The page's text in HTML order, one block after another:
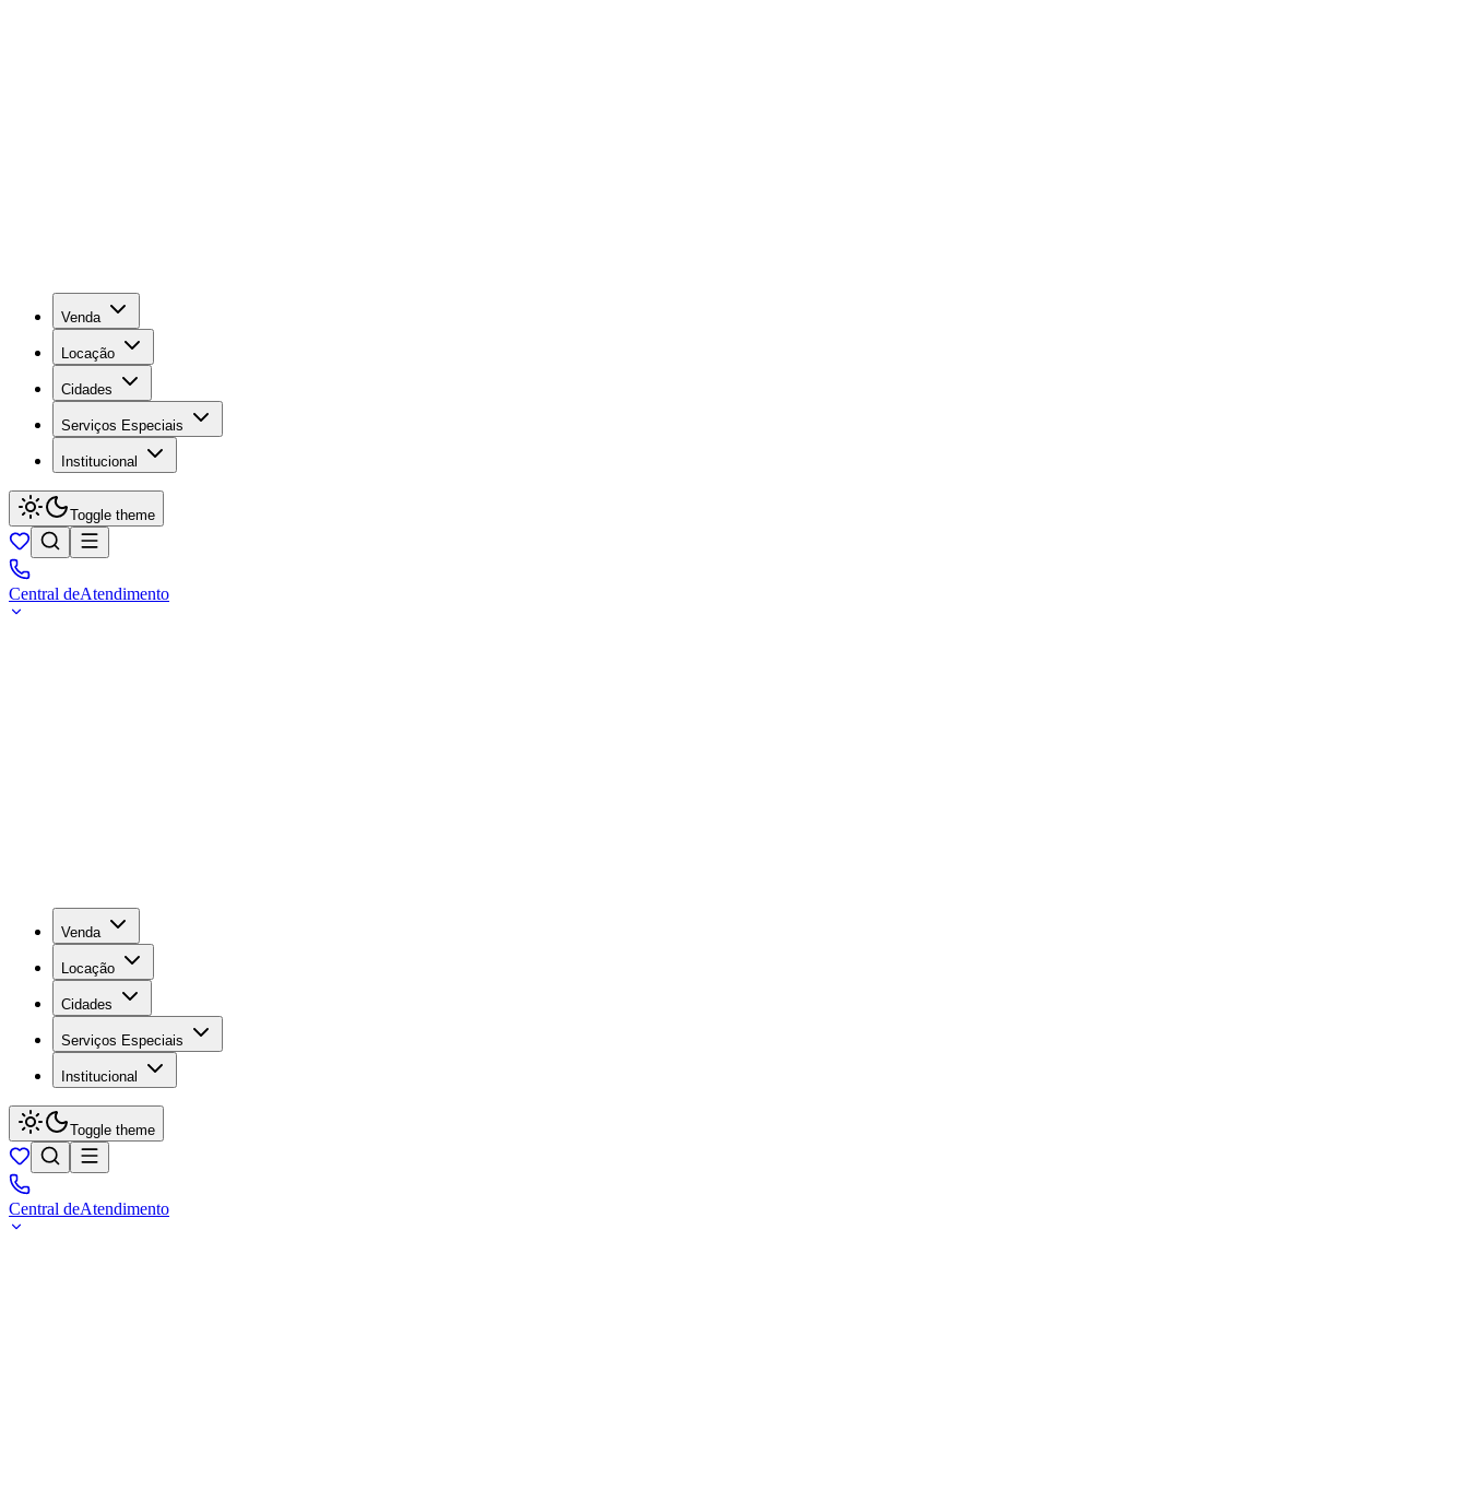
Venda
Locação
Cidades
Serviços Especiais
Institucional
Toggle theme
Central deAtendimento
Venda
Locação
Cidades
Serviços Especiais
Institucional
Toggle theme
Central deAtendimento